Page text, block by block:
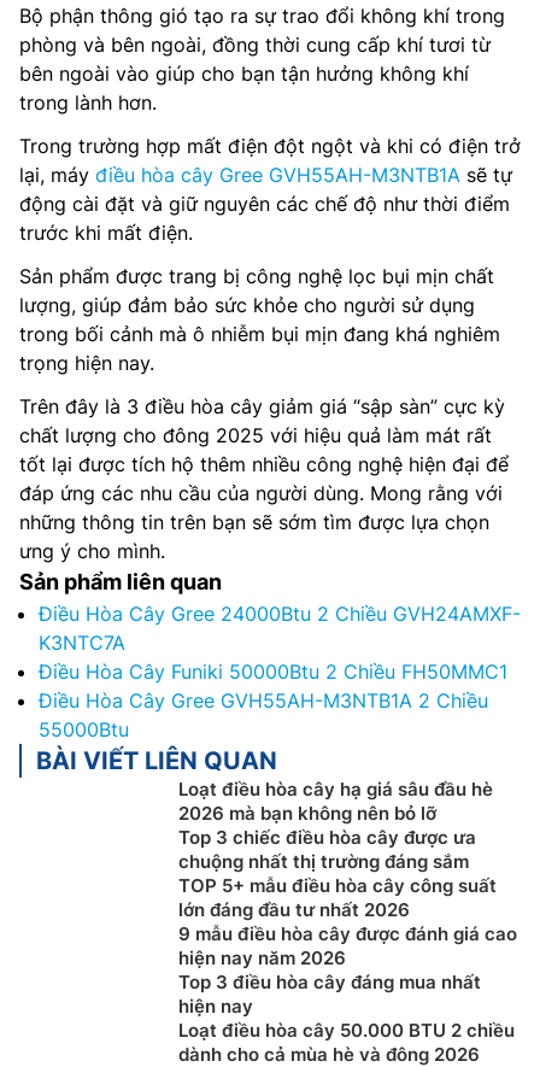
Bộ phận thông gió tạo ra sự trao đổi không khí trong
phòng và bên ngoài, đồng thời cung cấp khí tươi từ
bên ngoài vào giúp cho bạn tận hưởng không khí
trong lành hơn.
Trong trường hợp mất điện đột ngột và khi có điện trở
lại, máy điều hòa cây Gree GVH55AH-M3NTB1A sẽ tự
động cài đặt và giữ nguyên các chế độ như thời điểm
trước khi mất điện.
Sản phẩm được trang bị công nghệ lọc bụi mịn chất
lượng, giúp đảm bảo sức khỏe cho người sử dụng
trong bối cảnh mà ô nhiễm bụi mịn đang khá nghiêm
trọng hiện nay.
Trên đây là 3 điều hòa cây giảm giá “sập sàn” cực kỳ
chất lượng cho đông 2025 với hiệu quả làm mát rất
tốt lại được tích hộ thêm nhiều công nghệ hiện đại để
đáp ứng các nhu cầu của người dùng. Mong rằng với
những thông tin trên bạn sẽ sớm tìm được lựa chọn
ưng ý cho mình.
Sản phẩm liên quan
Điều Hòa Cây Gree 24000Btu 2 Chiều GVH24AMXF-
K3NTC7A
Điều Hòa Cây Funiki 50000Btu 2 Chiều FH50MMC1
Điều Hòa Cây Gree GVH55AH-M3NTB1A 2 Chiều
55000Btu
BÀI VIẾT LIÊN QUAN
Loạt điều hòa cây hạ giá sâu đầu hè
2026 mà bạn không nên bỏ lỡ
Top 3 chiếc điều hòa cây được ưa
chuộng nhất thị trường đáng sắm
TOP 5+ mẫu điều hòa cây công suất
lớn đáng đầu tư nhất 2026
9 mẫu điều hòa cây được đánh giá cao
hiện nay năm 2026
Top 3 điều hòa cây đáng mua nhất
hiện nay
Loạt điều hòa cây 50.000 BTU 2 chiều
dành cho cả mùa hè và đông 2026